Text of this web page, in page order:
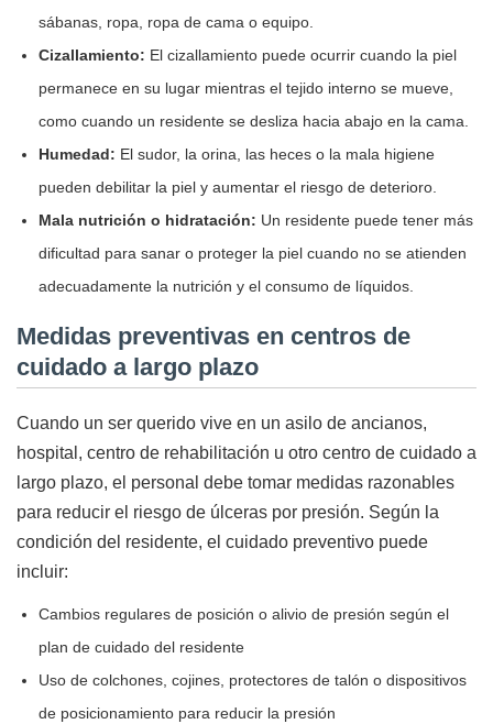
sábanas, ropa, ropa de cama o equipo.
Cizallamiento: El cizallamiento puede ocurrir cuando la piel
permanece en su lugar mientras el tejido interno se mueve,
como cuando un residente se desliza hacia abajo en la cama.
Humedad: El sudor, la orina, las heces o la mala higiene
pueden debilitar la piel y aumentar el riesgo de deterioro.
Mala nutrición o hidratación: Un residente puede tener más
dificultad para sanar o proteger la piel cuando no se atienden
adecuadamente la nutrición y el consumo de líquidos.
Medidas preventivas en centros de
cuidado a largo plazo
Cuando un ser querido vive en un asilo de ancianos,
hospital, centro de rehabilitación u otro centro de cuidado a
largo plazo, el personal debe tomar medidas razonables
para reducir el riesgo de úlceras por presión. Según la
condición del residente, el cuidado preventivo puede
incluir:
Cambios regulares de posición o alivio de presión según el
plan de cuidado del residente
Uso de colchones, cojines, protectores de talón o dispositivos
de posicionamiento para reducir la presión